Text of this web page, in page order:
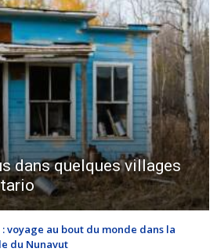
dans quelques villages
voyage au bout du monde dans la
du Nunavut